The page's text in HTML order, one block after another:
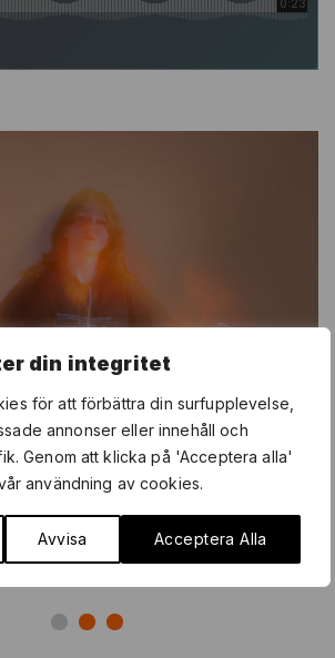
din integritet
för att förbättra din surfupplevelse,
annonser eller innehåll och
Genom att klicka på 'Acceptera alla'
användning av cookies.
Avvisa Acceptera Alla